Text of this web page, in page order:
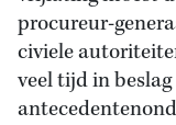
procureur-
civiele
veel tijd in